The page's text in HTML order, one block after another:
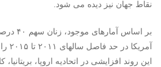
نقاط جهان نیز دیده می شود.
بر اساس
این روند افزایشی در اتحادیه اروپا، بریتانیا،